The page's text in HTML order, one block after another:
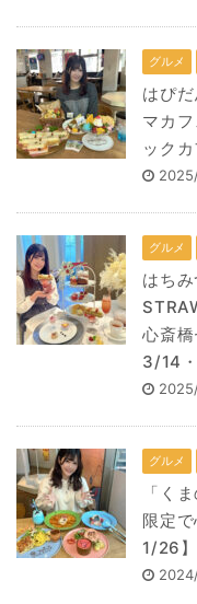
グルメ
はぴ
マカ
ック
グルメ
はち
心斎
3/14・
グルメ
「く
限定
1/26】